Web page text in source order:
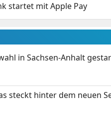
startet mit Apple Pay
in Sachsen-Anhalt
steckt hinter dem neuen